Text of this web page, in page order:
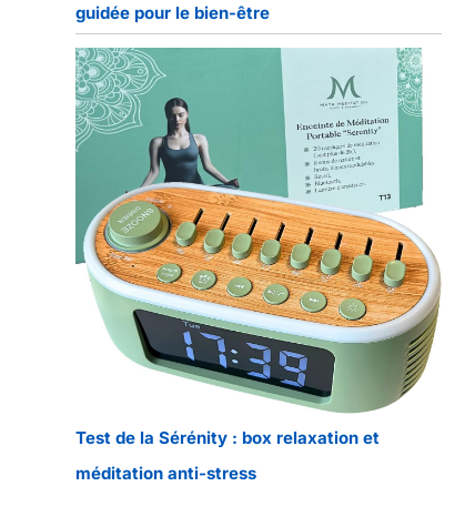
guidée pour le bien-être
Test de la Sérénity : box relaxation et
méditation anti-stress